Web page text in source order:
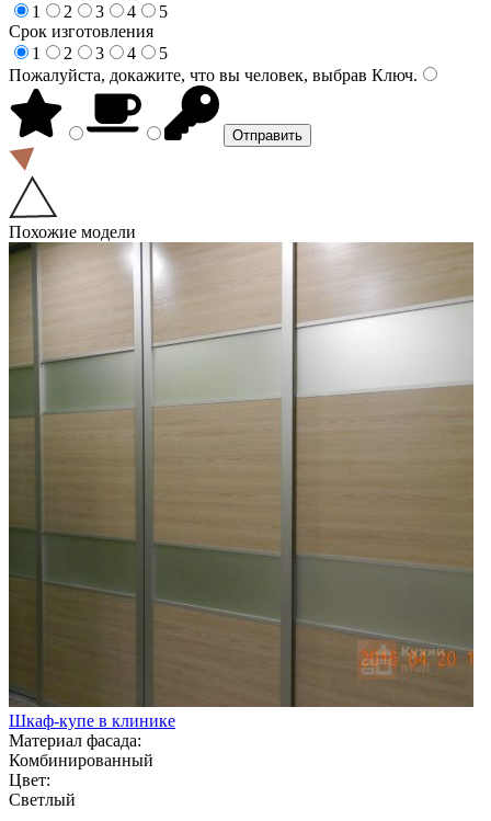
1
2 3 4
5
Срок изготовления
1
2 3 4
5
Пожалуйста, докажите, что вы человек, выбрав Ключ.
Похожие модели
Шкаф-купе в клинике
Материал фасада:
Комбинированный
Цвет:
Светлый